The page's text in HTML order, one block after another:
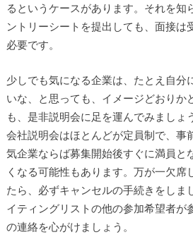
るというケースがあります。それを知
ントリーシートを提出しても、面接は
必要です。
少しでも気になる企業は、たとえ自分
いな、と思っても、イメージどおりか
も、是非説明会に足を運んでみましょ
会社説明会はほとんどが定員制で、事
気企業ならば募集開始後すぐに満員と
くなる可能性もあります。万が一欠席
たら、必ずキャンセルの手続きをしま
イティングリストの他の参加希望者が
の連絡を心がけましょう。